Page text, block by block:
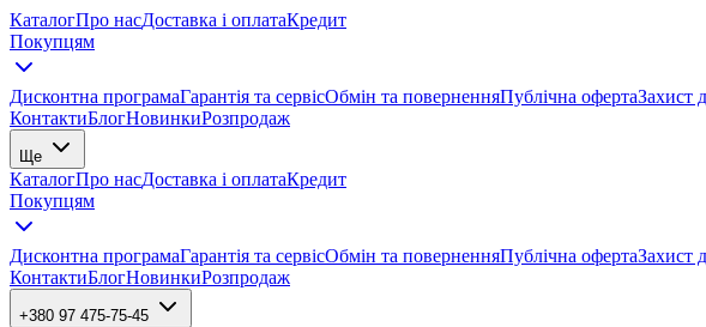
КаталогПро насДоставка і оплатаКредит
Покупцям
Дисконтна програмаГарантія та сервісОбмін та поверненняПублічна офертаЗахист
КонтактиБлогНовинкиРозпродаж
Ще
КаталогПро насДоставка і оплатаКредит
Покупцям
Дисконтна програмаГарантія та сервісОбмін та поверненняПублічна офертаЗахист
КонтактиБлогНовинкиРозпродаж
+380 97 475-75-45